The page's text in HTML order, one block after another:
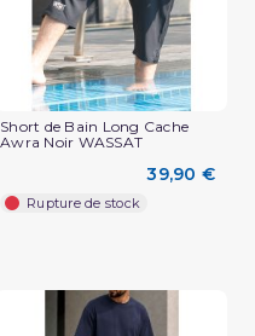
Short de Bain Long Cache
Awra Noir WASSAT
39,90 €
Rupture de stock